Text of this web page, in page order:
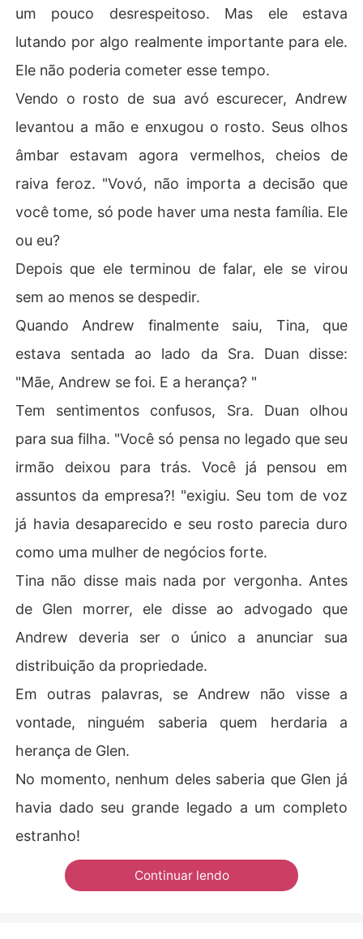
um pouco desrespeitoso. Mas ele estava
lutando por algo realmente importante para ele.
Ele não poderia cometer esse tempo.
Vendo o rosto de sua avó escurecer, Andrew
levantou a mão e enxugou o rosto. Seus olhos
âmbar estavam agora vermelhos, cheios de
raiva feroz. "Vovó, não importa a decisão que
você tome, só pode haver uma nesta família. Ele
ou eu?
Depois que ele terminou de falar, ele se virou
sem ao menos se despedir.
Quando Andrew finalmente saiu, Tina, que
estava sentada ao lado da Sra. Duan disse:
"Mãe, Andrew se foi. E a herança? "
Tem sentimentos confusos, Sra. Duan olhou
para sua filha. "Você só pensa no legado que seu
irmão deixou para trás. Você já pensou em
assuntos da empresa?! "exigiu. Seu tom de voz
já havia desaparecido e seu rosto parecia duro
como uma mulher de negócios forte.
Tina não disse mais nada por vergonha. Antes
de Glen morrer, ele disse ao advogado que
Andrew deveria ser o único a anunciar sua
distribuição da propriedade.
Em outras palavras, se Andrew não visse a
vontade, ninguém saberia quem herdaria a
herança de Glen.
No momento, nenhum deles saberia que Glen já
havia dado seu grande legado a um completo
estranho!
Continuar lendo